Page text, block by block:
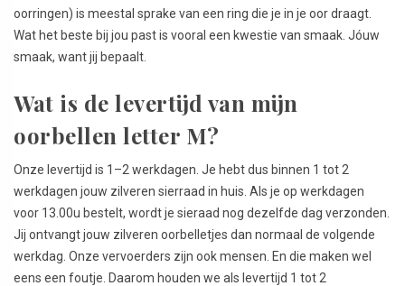
oorringen) is meestal sprake van een ring die je in je oor draagt.
Wat het beste bij jou past is vooral een kwestie van smaak. Jóuw
smaak, want jij bepaalt.
Wat is de levertijd van mijn
oorbellen letter M?
Onze levertijd is 1–2 werkdagen. Je hebt dus binnen 1 tot 2
werkdagen jouw zilveren sierraad in huis. Als je op werkdagen
voor 13.00u bestelt, wordt je sieraad nog dezelfde dag verzonden.
Jij ontvangt jouw zilveren oorbelletjes dan normaal de volgende
werkdag. Onze vervoerders zijn ook mensen. En die maken wel
eens een foutje. Daarom houden we als levertijd 1 tot 2